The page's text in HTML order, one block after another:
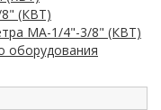
(КВТ)
МА-1/4"-3/8" (КВТ)
оборудования